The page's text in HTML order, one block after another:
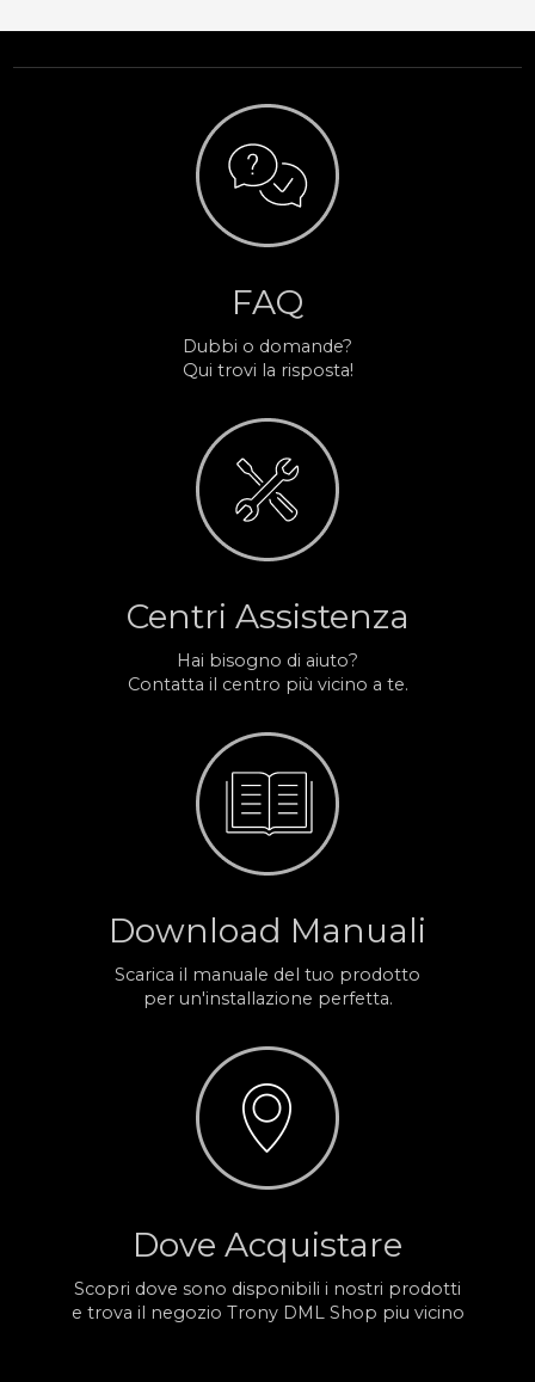
FAQ
Dubbi o domande?
Qui trovi la risposta!
Centri Assistenza
Hai bisogno di aiuto?
Contatta il centro più vicino a te.
Download Manuali
Scarica il manuale del tuo prodotto
per un'installazione perfetta.
Dove Acquistare
Scopri dove sono disponibili i nostri prodotti
e trova il negozio Trony DML Shop piu vicino